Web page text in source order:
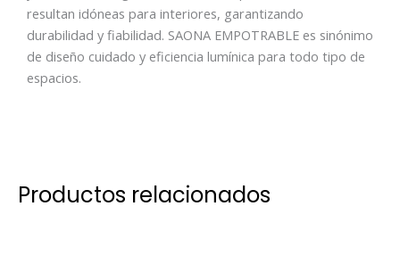
resultan idóneas para interiores, garantizando
durabilidad y fiabilidad. SAONA EMPOTRABLE es sinónimo
de diseño cuidado y eficiencia lumínica para todo tipo de
espacios.
Productos relacionados